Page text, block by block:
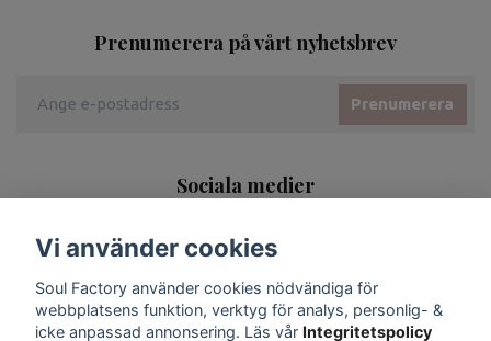
Prenumerera på vårt nyhetsbrev
Prenumerera
Sociala medier
Vi använder cookies
Soul Factory använder cookies nödvändiga för
webbplatsens funktion, verktyg för analys, personlig- &
icke anpassad annonsering. Läs vår Integritetspolicy